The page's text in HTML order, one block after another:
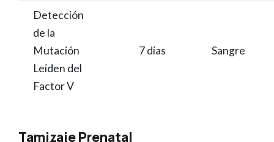
Detección
de la
Mutación
Leiden del
Factor V
7 días Sangre
Tamizaje Prenatal